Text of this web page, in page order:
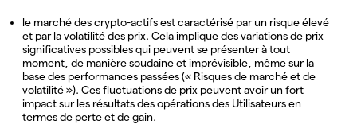
le marché des crypto-actifs est caractérisé par un risque élevé
et par la volatilité des prix. Cela implique des variations de prix
significatives possibles qui peuvent se présenter à tout
moment, de manière soudaine et imprévisible, même sur la
base des performances passées (« Risques de marché et de
volatilité »). Ces fluctuations de prix peuvent avoir un fort
impact sur les résultats des opérations des Utilisateurs en
termes de perte et de gain.